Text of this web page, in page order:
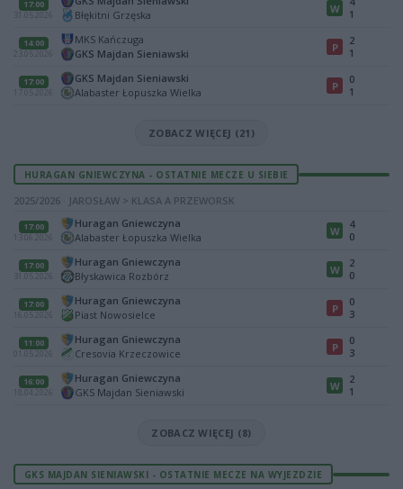
17:00
31.05.2026
Błękitni Grzęska
W
1
14:00
23.05.2026
MKS Kańczuga
GKS Majdan Sieniawski
P
2
1
17:00
17.05.2026
GKS Majdan Sieniawski
Alabaster Łopuszka Wielka
P
0
1
ZOBACZ WIĘCEJ (21)
HURAGAN GNIEWCZYNA - OSTATNIE MECZE U SIEBIE
2025/2026 · JAROSŁAW > KLASA A PRZEWORSK
17:00
13.06.2026
Huragan Gniewczyna
Alabaster Łopuszka Wielka
W
4
0
17:00
31.05.2026
Huragan Gniewczyna
Błyskawica Rozbórz
W
2
0
17:00
16.05.2026
Huragan Gniewczyna
Piast Nowosielce
P
0
3
11:00
01.05.2026
Huragan Gniewczyna
Cresovia Krzeczowice
P
0
3
16:00
18.04.2026
Huragan Gniewczyna
GKS Majdan Sieniawski
W
2
1
ZOBACZ WIĘCEJ (8)
GKS MAJDAN SIENIAWSKI - OSTATNIE MECZE NA WYJEZDZIE